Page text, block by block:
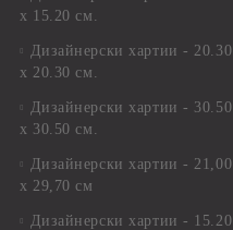
х 15.20 см.
Дизайнерски хартии - 20.30
х 20.30 см.
Дизайнерски хартии - 30.50
х 30.50 см.
Дизайнерски хартии - 21,00
х 29,70 см
Дизайнерски хартии - 15.20